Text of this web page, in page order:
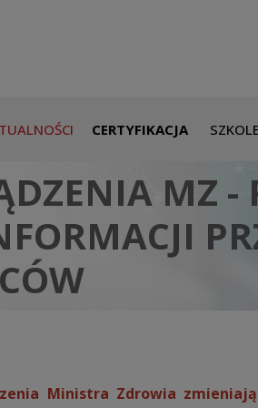
CERTYFIKACJA
MZ -
Ministra Zdrowia